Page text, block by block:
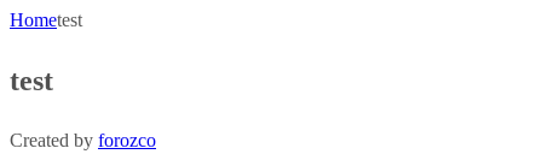
Hometest
test
Created by forozco